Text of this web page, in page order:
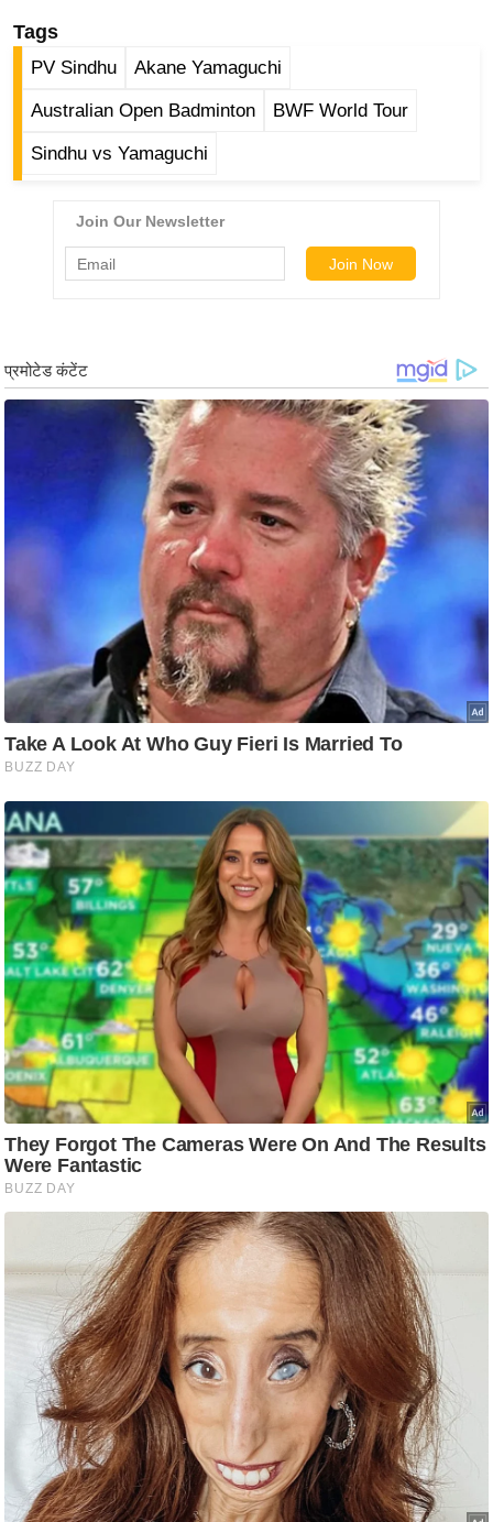
व
र्ल्ड
ज
ब्री
ज
ग
त
बॉ
ली
वु
ड
वु
फि
ल्म
स
मी
क्षा
B
r
e
a
k
i
n
g
N
e
w
s
ला
इ
स्टा
इ
क्नॉ
लॉ
जी
ब्यू
टी
Tags
PV Sindhu Akane Yamaguchi
Australian Open Badminton BWF World Tour
Sindhu vs Yamaguchi